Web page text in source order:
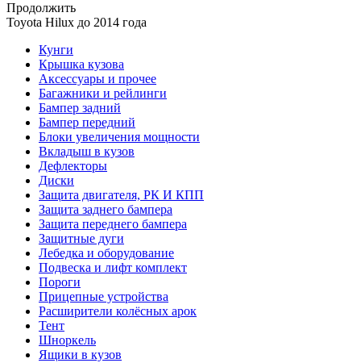
Продолжить
Toyota Нilux до 2014 года
Кунги
Крышка кузова
Аксессуары и прочее
Багажники и рейлинги
Бампер задний
Бампер передний
Блоки увеличения мощности
Вкладыш в кузов
Дефлекторы
Диски
Защита двигателя, РК И КПП
Защита заднего бампера
Защита переднего бампера
Защитные дуги
Лебедка и оборудование
Подвеска и лифт комплект
Пороги
Прицепные устройства
Расширители колёсных арок
Тент
Шноркель
Ящики в кузов